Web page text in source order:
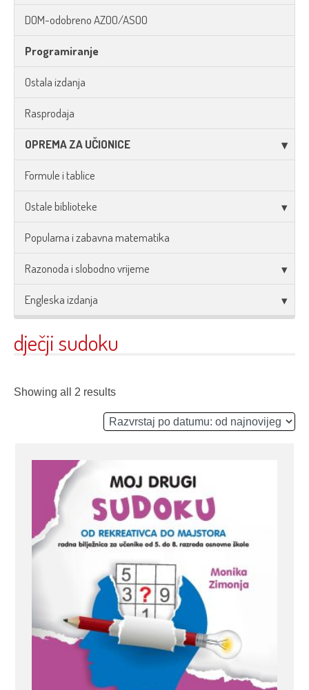
DOM-odobreno AZOO/ASOO
Programiranje
Ostala izdanja
Rasprodaja
OPREMA ZA UČIONICE
Formule i tablice
Ostale biblioteke
Popularna i zabavna matematika
Razonoda i slobodno vrijeme
Engleska izdanja
dječji sudoku
Showing all 2 results